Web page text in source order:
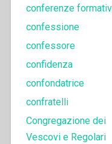
conferenze
confessione
confessore
confidenza
confondatrice
confratelli
Congregazione dei
Vescovi e Regolari